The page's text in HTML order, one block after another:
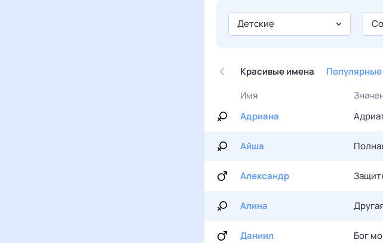
Детские
Красивые имена
Имя
Адриана
Айша
Александр
Алина
Даниил Бог